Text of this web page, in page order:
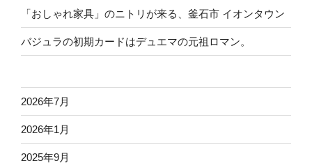
盛
岡
市”
「おしゃれ家具」のニトリが来る、釜石市 イオンタウン
バジュラの初期カードはデュエマの元祖ロマン。
2026年7月
2026年1月
2025年9月